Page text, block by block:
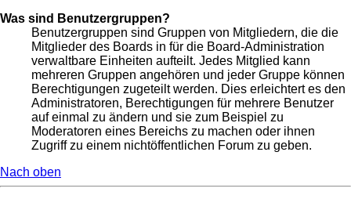
Was sind Benutzergruppen?
Benutzergruppen sind Gruppen von Mitgliedern, die die
Mitglieder des Boards in für die Board-Administration
verwaltbare Einheiten aufteilt. Jedes Mitglied kann
mehreren Gruppen angehören und jeder Gruppe können
Berechtigungen zugeteilt werden. Dies erleichtert es den
Administratoren, Berechtigungen für mehrere Benutzer
auf einmal zu ändern und sie zum Beispiel zu
Moderatoren eines Bereichs zu machen oder ihnen
Zugriff zu einem nichtöffentlichen Forum zu geben.
Nach oben